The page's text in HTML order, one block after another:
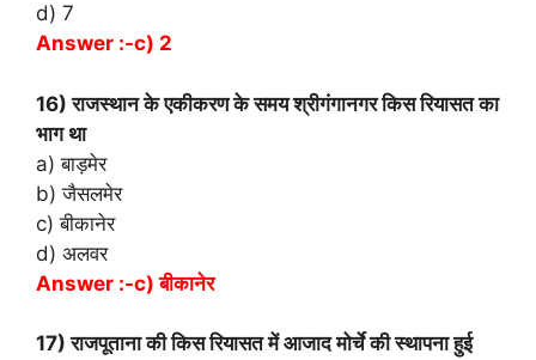
d) 7
Answer :-c) 2
16) राजस्थान के एकीकरण के समय श्रीगंगानगर किस रियासत का
भाग था
a) बाड़मेर
b) जैसलमेर
c) बीकानेर
d) अलवर
Answer :-c) बीकानेर
17) राजपूताना की किस रियासत में आजाद मोर्चे की स्थापना हुई